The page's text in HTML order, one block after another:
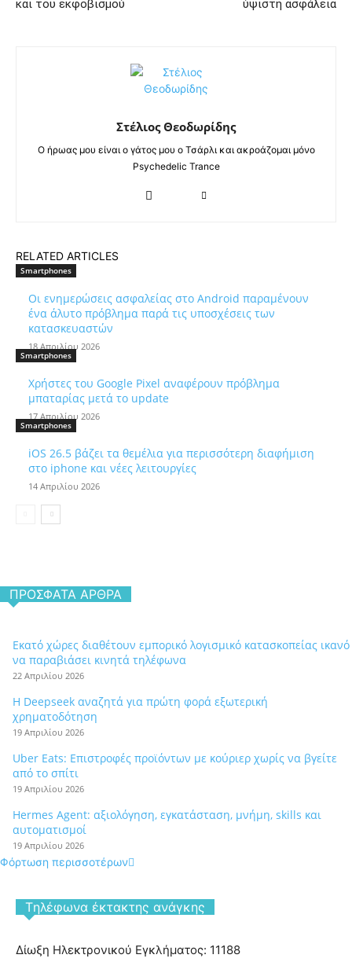
και του εκφοβισμού ύψιστη ασφάλεια
Στέλιος Θεοδωρίδης
Ο ήρωας μου είναι ο γάτος μου ο Τσάρλι και ακροάζομαι μόνο
Psychedelic Trance
RELATED ARTICLES
Smartphones
Οι ενημερώσεις ασφαλείας στο Android παραμένουν
ένα άλυτο πρόβλημα παρά τις υποσχέσεις των
κατασκευαστών
18 Απριλίου 2026
Smartphones
Χρήστες του Google Pixel αναφέρουν πρόβλημα
μπαταρίας μετά το update
17 Απριλίου 2026
Smartphones
iOS 26.5 βάζει τα θεμέλια για περισσότερη διαφήμιση
στο iphone και νέες λειτουργίες
14 Απριλίου 2026
ΠΡΌΣΦΑΤΑ ΆΡΘΡΑ
Εκατό χώρες διαθέτουν εμπορικό λογισμικό κατασκοπείας ικανό
να παραβιάσει κινητά τηλέφωνα
22 Απριλίου 2026
Η Deepseek αναζητά για πρώτη φορά εξωτερική
χρηματοδότηση
19 Απριλίου 2026
Uber Eats: Επιστροφές προϊόντων με κούριερ χωρίς να βγείτε
από το σπίτι
19 Απριλίου 2026
Hermes Agent: αξιολόγηση, εγκατάσταση, μνήμη, skills και
αυτοματισμοί
19 Απριλίου 2026
Φόρτωση περισσοτέρων
Tηλέφωνα έκτακτης ανάγκης
Δίωξη Ηλεκτρονικού Εγκλήματος: 11188